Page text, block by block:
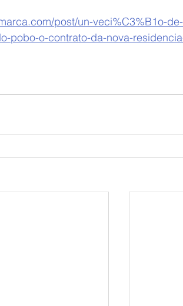
post/un-veci%C3%B1o-de-
pobo-o-contrato-da-nova-